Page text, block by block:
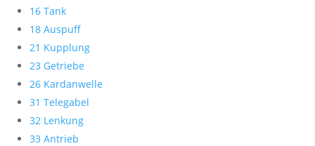
16 Tank
18 Auspuff
21 Kupplung
23 Getriebe
26 Kardanwelle
31 Telegabel
32 Lenkung
33 Antrieb